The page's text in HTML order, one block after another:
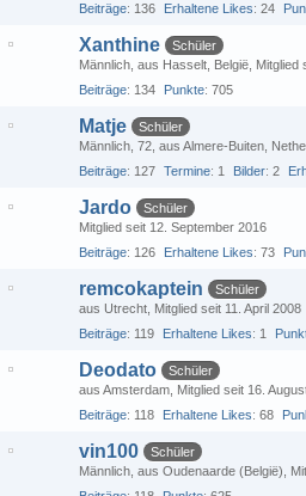
Beiträge 136 Erhaltene Likes 24
Xanthine
Schüler
Männlich aus Hasselt, België Mitglied
Beiträge 134 Punkte 705
Matje
Schüler
Männlich 72 aus Almere-Buiten,
Beiträge 127 Termine 1 Bilder 2
Jardo
Schüler
Mitglied seit 12. September 2016
Beiträge 126 Erhaltene Likes 73
remcokaptein
Schüler
aus Utrecht Mitglied seit 11. April 2008
Beiträge 119 Erhaltene Likes 1
Deodato
Schüler
aus Amsterdam Mitglied seit 16.
Beiträge 118 Erhaltene Likes 68
vin100
Schüler
Männlich aus Oudenaarde (België)